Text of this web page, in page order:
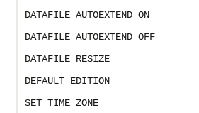
DATAFILE AUTOEXTEND ON
DATAFILE AUTOEXTEND OFF
DATAFILE RESIZE
DEFAULT EDITION
SET TIME_ZONE